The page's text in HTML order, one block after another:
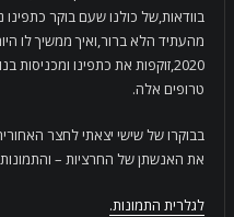
בוודאות,של כולנו שעם בוקר
מהעתיד הלא ברור,ואיך ממשיך לו
2020,זוקפות את כתפינו ומכניסות
טרופים אלה.
בבוקרו של שישי יצאתי לחצר
את האנשתן של החרציות – והתמונות
לגלרית התמונות.